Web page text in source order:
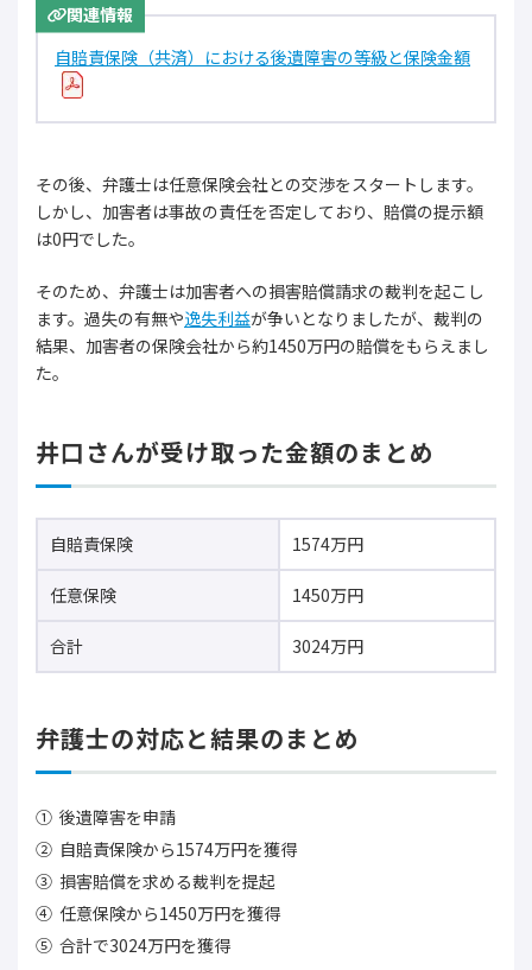
関連情報
自賠責保険（共済）における後遺障害の等級と保険金額
その後、弁護士は任意保険会社との交渉をスタートします。
しかし、加害者は事故の責任を否定しており、賠償の提示額
は0円でした。
そのため、弁護士は加害者への損害賠償請求の裁判を起こし
ます。過失の有無や逸失利益が争いとなりましたが、裁判の
結果、加害者の保険会社から約1450万円の賠償をもらえまし
た。
井口さんが受け取った金額のまとめ
自賠責保険 1574万円
任意保険 1450万円
合計 3024万円
弁護士の対応と結果のまとめ
後遺障害を申請
自賠責保険から1574万円を獲得
損害賠償を求める裁判を提起
任意保険から1450万円を獲得
合計で3024万円を獲得